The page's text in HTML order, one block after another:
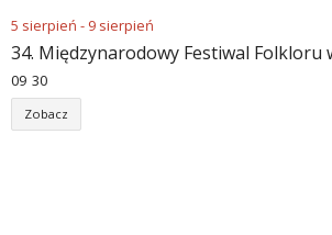
5 sierpień - 9 sierpień
34. Międzynarodowy Festiwal Folkloru
09 30
Zobacz